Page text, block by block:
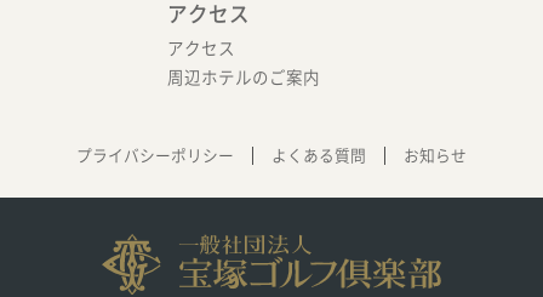
アクセス
アクセス
周辺ホテルのご案内
プライバシーポリシー よくある質問 お知らせ